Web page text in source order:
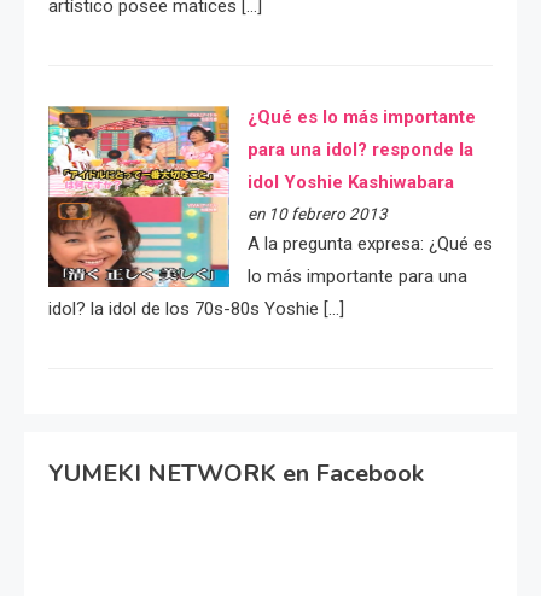
artístico posee matices […]
¿Qué es lo más importante
para una idol? responde la
idol Yoshie Kashiwabara
en 10 febrero 2013
A la pregunta expresa: ¿Qué es
lo más importante para una
idol? la idol de los 70s-80s Yoshie […]
YUMEKI NETWORK en Facebook